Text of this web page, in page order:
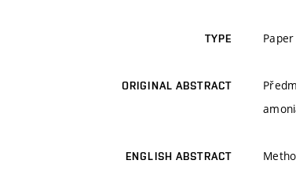
TYPE
ORIGINAL ABSTRACT
ENGLISH ABSTRACT